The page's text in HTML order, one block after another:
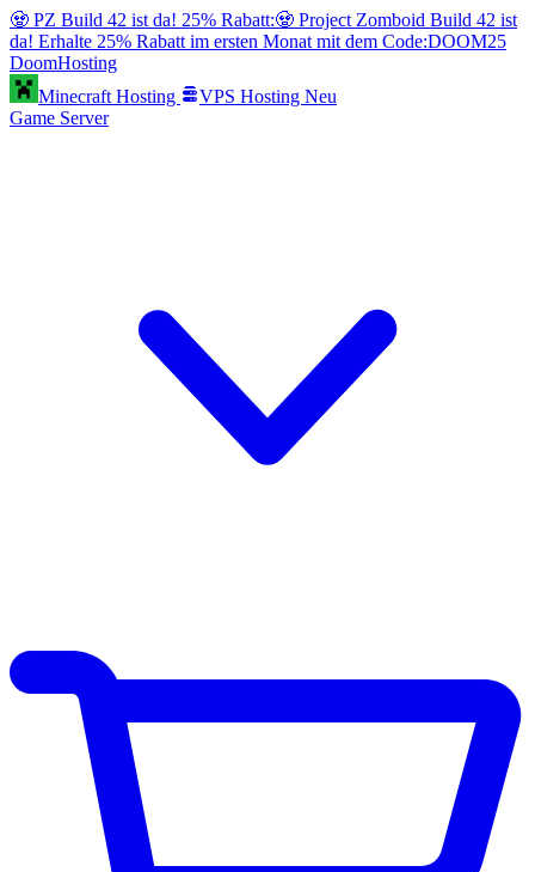
🧟 PZ Build 42 ist da! 25% Rabatt:🧟 Project Zomboid Build 42 ist
da! Erhalte 25% Rabatt im ersten Monat mit dem Code:DOOM25
DoomHosting
Minecraft Hosting
VPS Hosting Neu
Game Server